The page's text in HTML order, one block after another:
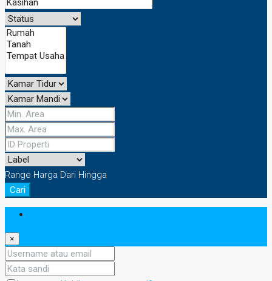
Range Harga Dari Hingga
Cari
×